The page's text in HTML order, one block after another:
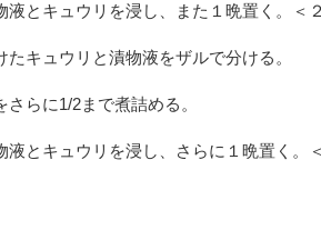
とキュウリを浸し、また１晩置く。＜
キュウリと漬物液をザルで分ける。
らに1/2まで煮詰める。
とキュウリを浸し、さらに１晩置く。